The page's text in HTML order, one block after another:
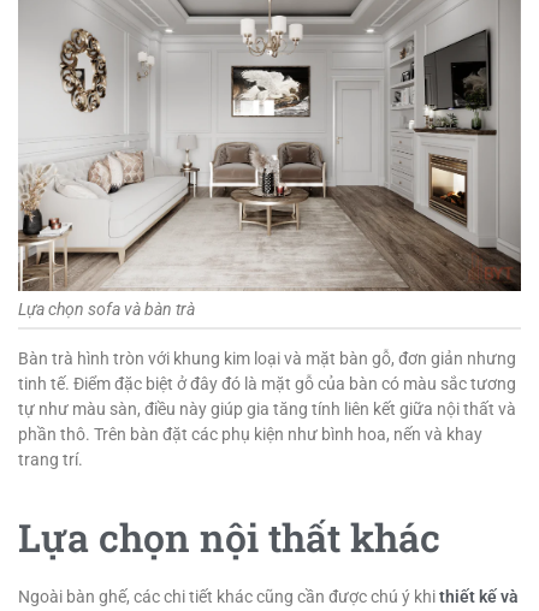
Lựa chọn sofa và bàn trà
Bàn trà hình tròn với khung kim loại và mặt bàn gỗ, đơn giản nhưng
tinh tế. Điểm đặc biệt ở đây đó là mặt gỗ của bàn có màu sắc tương
tự như màu sàn, điều này giúp gia tăng tính liên kết giữa nội thất và
phần thô. Trên bàn đặt các phụ kiện như bình hoa, nến và khay
trang trí.
Lựa chọn nội thất khác
Ngoài bàn ghế, các chi tiết khác cũng cần được chú ý khithiết kế và